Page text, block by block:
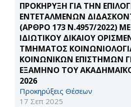
ΠΡΟΚΗΡΥΞΗ ΓΙΑ ΤΗΝ
ΕΝΤΕΤΑΛΜΕΝΩΝ
(ΑΡΘΡΟ 173 Ν.4957/2022)
ΙΔΙΩΤΙΚΟΥ ΔΙΚΑΙΟΥ
ΤΜΗΜΑΤΟΣ
ΚΟΙΝΩΝΙΚΩΝ ΕΠΙΣΤΗΜΩΝ
ΕΞΑΜΗΝΟ ΤΟΥ
2026
Προκηρύξεις Θέσεων
17 Σεπ 2025